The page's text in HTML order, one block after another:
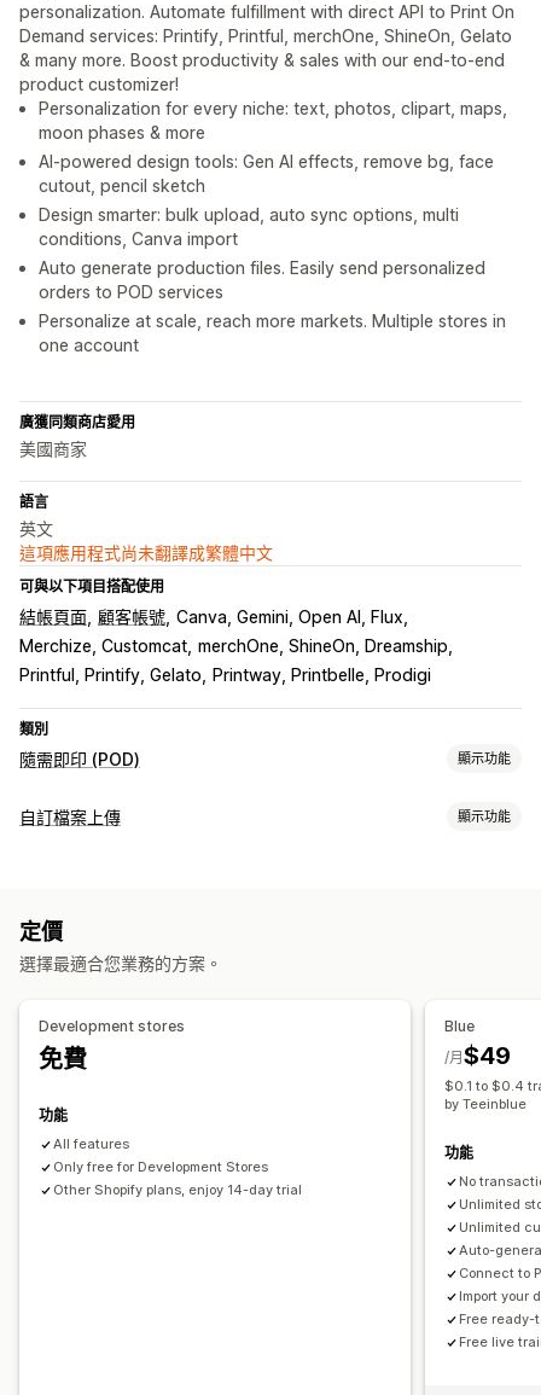
personalization. Automate fulfillment with direct API to Print On
Demand services: Printify, Printful, merchOne, ShineOn, Gelato
& many more. Boost productivity & sales with our end-to-end
product customizer!
Personalization for every niche: text, photos, clipart, maps,
moon phases & more
AI-powered design tools: Gen AI effects, remove bg, face
cutout, pencil sketch
Design smarter: bulk upload, auto sync options, multi
conditions, Canva import
Auto generate production files. Easily send personalized
orders to POD services
Personalize at scale, reach more markets. Multiple stores in
one account
廣獲同類商店愛用
美國商家
語言
英文
這項應用程式尚未翻譯成繁體中文
可與以下項目搭配使用
結帳頁面 顧客帳號 Canva, Gemini, Open AI, Flux
Merchize, Customcat merchOne, ShineOn, Dreamship
Printful, Printify, Gelato
Printway, Printbelle, Prodigi
類別
隨需即印 (POD) 顯示功能
商品客製化
滿版印花
家飾 雷射雕刻 珠寶 寵物商品
大量運送 自訂運送 全球出貨作業
自訂檔案上傳 顯示功能
定價
選擇最適合您業務的方案。
Development stores
免費
功能
All features
Only free for Development Stores
Other Shopify plans, enjoy 14-day trial
Blue
$49
/月
$0.1 to $0.4
by Teeinblue
功能
No
Unlimited
Unlimited
Auto-
Connect to
Import your
Free ready-
Free live